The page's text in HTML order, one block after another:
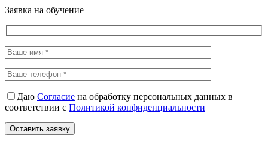
Заявка на обучение
Даю Согласие на обработку персональных данных в
соответствии с Политикой конфиденциальности